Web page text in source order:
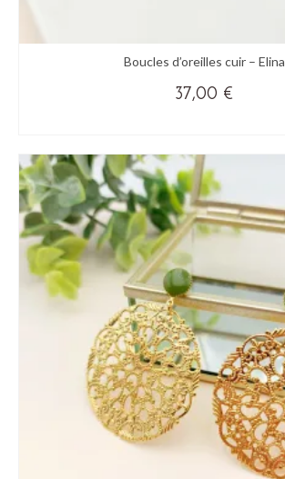
Boucles d’oreilles cuir – Elina
37,00 €